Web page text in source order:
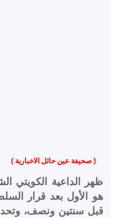
( صحيفة عين حائل الاخبارية )
ظهر الداعية الكويتي
هو الأول بعد قرار
قبل سنتين ونصف،